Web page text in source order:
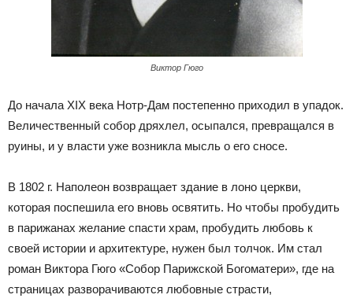
Виктор Гюго
До начала XIX века Нотр-Дам постепенно приходил в упадок.
Величественный собор дряхлел, осыпался, превращался в
руины, и у власти уже возникла мысль о его сносе.
В 1802 г. Наполеон возвращает здание в лоно церкви,
которая поспешила его вновь освятить. Но чтобы пробудить
в парижанах желание спасти храм, пробудить любовь к
своей истории и архитектуре, нужен был толчок. Им стал
роман Виктора Гюго «Собор Парижской Богоматери», где на
страницах разворачиваются любовные страсти,